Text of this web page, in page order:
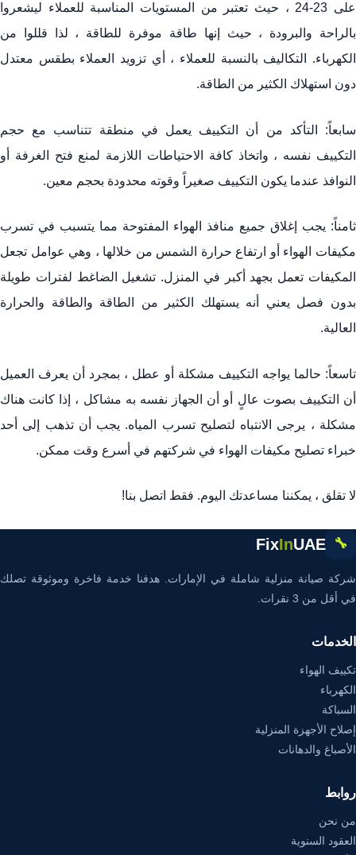
على 23-24 ، حيث تعتبر من المستويات المناسبة للعملاء ليشعروا
بالراحة والبرودة ، حيث إنها طاقة موفرة للطاقة ، لذا قللوا من
الكهرباء. التكاليف بالنسبة للعملاء ، أي تزويد العملاء بطقس معتدل
دون استهلاك الكثير من الطاقة.
سابعاً: التأكد من أن التكييف يعمل في منطقة تتناسب مع حجم
التكييف نفسه ، واتخاذ كافة الاحتياطات اللازمة لمنع فتح الغرفة أو
النوافذ عندما يكون التكييف صغيراً وقوته محدودة بحجم معين.
ثامناً: يجب إغلاق جميع منافذ الهواء المفتوحة مما يتسبب في تسرب
مكيفات الهواء أو ارتفاع حرارة الشمس من خلالها ، وهي عوامل تجعل
المكيفات تعمل بجهد أكبر في المنزل. تشغيل الضاغط لفترات طويلة
بدون فصل يعني أنه يستهلك الكثير من الطاقة والطاقة والحرارة
العالية.
تاسعاً: حالما يواجه التكييف مشكلة أو عطل ، بمجرد أن يعرف العميل
أن التكييف بصوت عالٍ أو أن الجهاز نفسه به مشاكل ، إذا كانت هناك
مشكلة ، يرجى الانتباه لتصليح تسرب المياه. يجب أن تذهب إلى أحد
خبراء تصليح مكيفات الهواء في شركتهم في أسرع وقت ممكن.
لا تقلق ، يمكننا مساعدتك اليوم. فقط اتصل بنا!
🔧
FixInUAE
شركة صيانة منزلية شاملة في الإمارات. هدفنا خدمة فاخرة وموثوقة تصلك
في أقل من 3 نقرات.
الخدمات
تكييف الهواء
الكهرباء
السباكة
إصلاح الأجهزة المنزلية
الأصباغ والدهانات
روابط
من نحن
العقود السنوية